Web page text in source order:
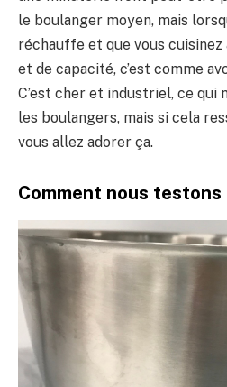
le boulanger moyen, mais
réchauffe et que vous
et de capacité, c’est comme
C’est cher et industriel, ce qui
les boulangers, mais si cela
vous allez adorer ça.
Comment nous testons